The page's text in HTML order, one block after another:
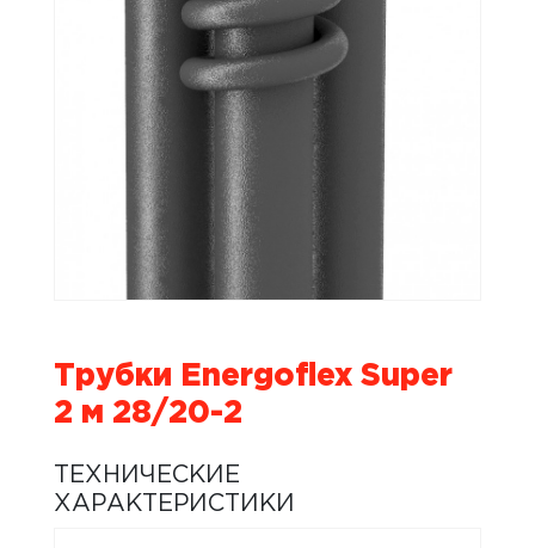
Трубки Energoflex Super
2 м 28/20-2
ТЕХНИЧЕСКИЕ
ХАРАКТЕРИСТИКИ